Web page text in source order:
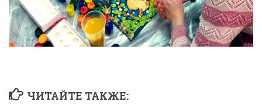
ЧИТАЙТЕ ТАКЖЕ: